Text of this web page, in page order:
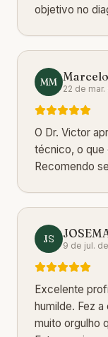
objetivo no
MM
22 de
O Dr. Victor
técnico, o que
Recomendo
JS
9 de jul.
Excelente
humilde. Fez
muito orgulho